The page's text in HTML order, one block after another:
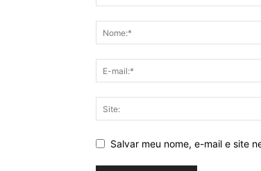
Salvar meu nome, e-mail e site